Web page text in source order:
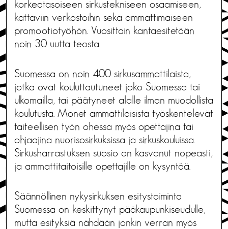
korkeatasoiseen sirkustekniseen osaamiseen,
kattaviin verkostoihin sekä ammattimaiseen
promootiotyöhön. Vuosittain kantaesitetään
noin 30 uutta teosta.
Suomessa on noin 400 sirkusammattilaista,
jotka ovat kouluttautuneet joko Suomessa tai
ulkomailla, tai päätyneet alalle ilman muodollista
koulutusta. Monet ammattilaisista työskentelevät
taiteellisen työn ohessa myös opettajina tai
ohjaajina nuorisosirkuksissa ja sirkuskouluissa.
Sirkusharrastuksen suosio on kasvanut nopeasti,
ja ammattitaitoisille opettajille on kysyntää.
Säännöllinen nykysirkuksen esitystoiminta
Suomessa on keskittynyt pääkaupunkiseudulle,
mutta esityksiä nähdään jonkin verran myös